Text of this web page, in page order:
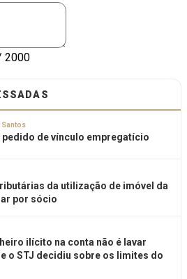
2000
pedido de vínculo empregatício
da utilização de imóvel da
por sócio
ilícito na conta não é lavar
o STJ decidiu sobre os limites do